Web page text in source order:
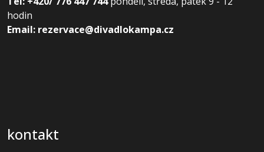
hodin
Email: rezervace@divadlokampa.cz
kontakt